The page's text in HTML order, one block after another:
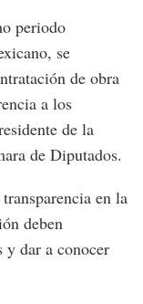
periodo
se
de obra
a los
de la
de Diputados.
en la
deben
dar a conocer